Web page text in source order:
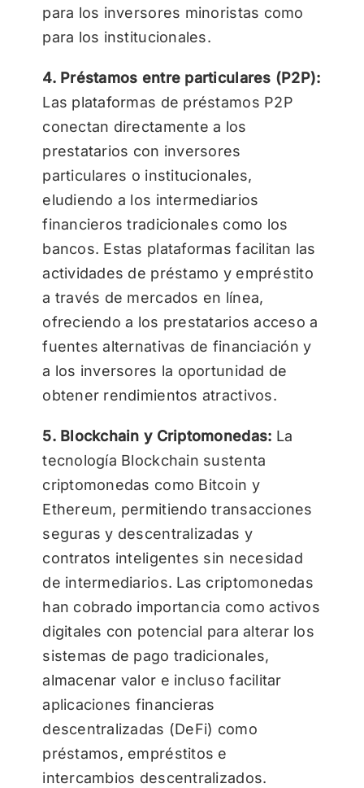
para los inversores minoristas como
para los institucionales.
4. Préstamos entre particulares (P2P):
Las plataformas de préstamos P2P
conectan directamente a los
prestatarios con inversores
particulares o institucionales,
eludiendo a los intermediarios
financieros tradicionales como los
bancos. Estas plataformas facilitan las
actividades de préstamo y empréstito
a través de mercados en línea,
ofreciendo a los prestatarios acceso a
fuentes alternativas de financiación y
a los inversores la oportunidad de
obtener rendimientos atractivos.
5. Blockchain y Criptomonedas: La
tecnología Blockchain sustenta
criptomonedas como Bitcoin y
Ethereum, permitiendo transacciones
seguras y descentralizadas y
contratos inteligentes sin necesidad
de intermediarios. Las criptomonedas
han cobrado importancia como activos
digitales con potencial para alterar los
sistemas de pago tradicionales,
almacenar valor e incluso facilitar
aplicaciones financieras
descentralizadas (DeFi) como
préstamos, empréstitos e
intercambios descentralizados.